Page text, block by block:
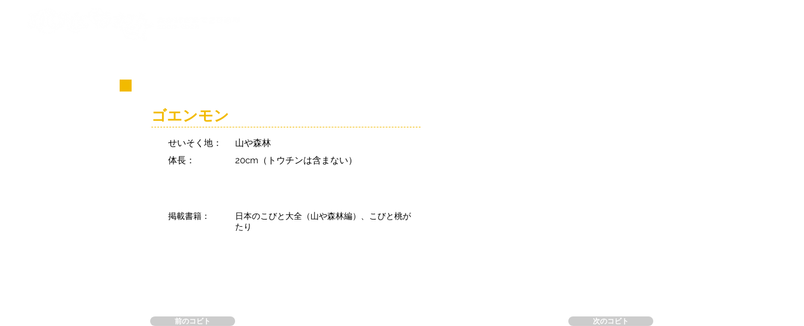
ゴエンモン
せいそく地：
体長：
山や森林
20cm（トウチンは含まない）
掲載書籍：
日本のこびと大全（山や森林編）、こびと桃が
たり
前のコビト 次のコビト